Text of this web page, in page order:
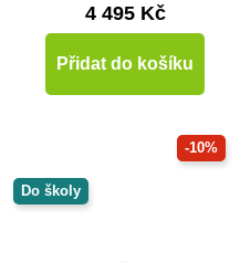
4 495 Kč
Přidat do košíku
-10%
Do školy